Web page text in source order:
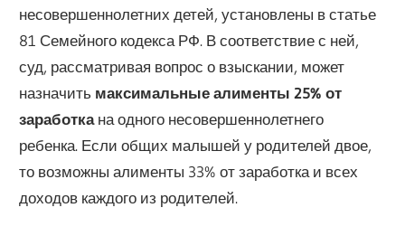
несовершеннолетних детей, установлены в статье
81 Семейного кодекса РФ. В соответствие с ней,
суд, рассматривая вопрос о взыскании, может
назначить максимальные алименты 25% от
заработкана одного несовершеннолетнего
ребенка. Если общих малышей у родителей двое,
то возможны алименты 33% от заработка и всех
доходов каждого из родителей.